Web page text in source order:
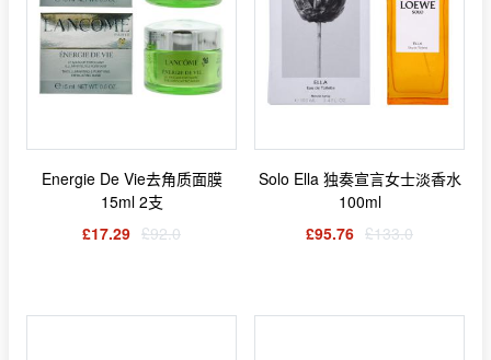
Energie De Vie去角质面膜
15ml 2支
£17.29 £92.0
Solo Ella 独奏宣言女士淡香水
100ml
£95.76 £133.0